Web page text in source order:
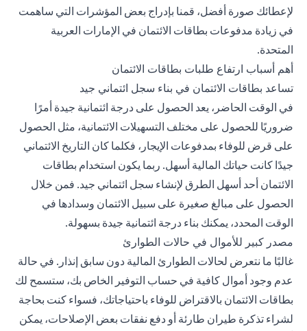
لإعطائك صورة أفضل، قمنا بإدراج بعض المؤشرات التي ساهمت
في زيادة مدفوعات بطاقات الائتمان في الإمارات العربية
المتحدة.
أهم أسباب ارتفاع طلبات بطاقات الائتمان
تساعد بطاقات الائتمان في بناء سجل ائتماني جيد
في الوقت الحاضر، يعد الحصول على درجة ائتمانية جيدة أمرًا
ضروريًا للحصول على مختلف التسهيلات الائتمانية، مثل الحصول
على قرض للوفاء بمدفوعات الإيجار، فكلما كان التاريخ الائتماني
جيدًا كانت حياتك المالية أسهل. ربما يكون استخدام بطاقات
الائتمان أحد أسهل الطرق لإنشاء سجل ائتماني جيد. فمن خلال
الحصول على مبالغ صغيرة على سبيل الائتمان وسدادها في
الوقت المحدد، يمكنك بناء درجة ائتمانية جيدة بسهولة.
مصدر كبير للأموال في حالات الطوارئ
غالبًا ما نتعرض لحالات الطوارئ المالية دون سابق إنذار. في حالة
عدم وجود أموال كافية في حساب التوفير الخاص بك، ستسمح لك
بطاقات الائتمان بالاقتراض للوفاء باحتياجاتك، فسواء كنت بحاجة
لشراء تذكرة طيران طارئة أو دفع نفقات بعض الإصلاحات، يمكن